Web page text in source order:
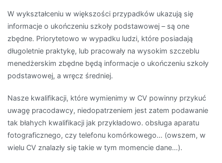
W wykształceniu w większości przypadków ukazują się
informacje o ukończeniu szkoły podstawowej – są one
zbędne. Priorytetowo w wypadku ludzi, które posiadają
długoletnie praktykę, lub pracowały na wysokim szczeblu
menedżerskim zbędne będą informacje o ukończeniu szkoły
podstawowej, a wręcz średniej.
Nasze kwalifikacji, które wymienimy w CV powinny przykuć
uwagę pracodawcy, niedopatrzeniem jest zatem podawanie
tak błahych kwalifikacji jak przykładowo. obsługa aparatu
fotograficznego, czy telefonu komórkowego… (owszem, w
wielu CV znalazły się takie w tym momencie dane…).